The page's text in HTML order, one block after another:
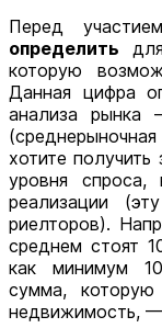
Перед
определить
которую
Данная цифра
анализа рынка
хотите
уровня спроса,
реализации
риелторов).
среднем стоят
как минимум
сумма,
недвижимость,